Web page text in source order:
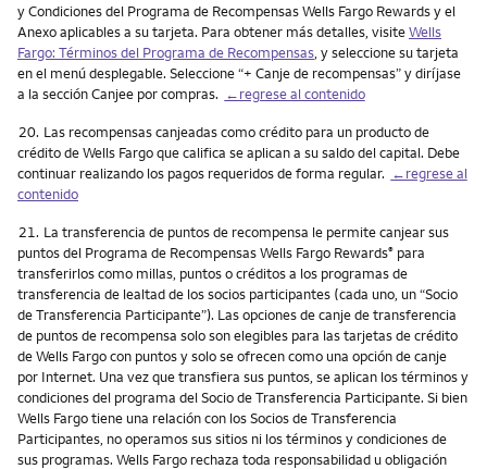
y Condiciones del Programa de Recompensas Wells Fargo Rewards y el
Anexo aplicables a su tarjeta. Para obtener más detalles, visiteWells
Fargo: Términos del Programa de Recompensas , y seleccione su tarjeta
en el menú desplegable. Seleccione “+ Canje de recompensas” y diríjase
a la sección Canjee por compras. ←regrese al contenido
Nota
20. Las recompensas canjeadas como crédito para un producto de
crédito de Wells Fargo que califica se aplican a su saldo del capital. Debe
continuar realizando los pagos requeridos de forma regular. ←regrese al
contenido
Nota
21. La transferencia de puntos de recompensa le permite canjear sus
puntos del Programa de Recompensas Wells Fargo Rewards® para
transferirlos como millas, puntos o créditos a los programas de
transferencia de lealtad de los socios participantes (cada uno, un “Socio
de Transferencia Participante”). Las opciones de canje de transferencia
de puntos de recompensa solo son elegibles para las tarjetas de crédito
de Wells Fargo con puntos y solo se ofrecen como una opción de canje
por Internet. Una vez que transfiera sus puntos, se aplican los términos y
condiciones del programa del Socio de Transferencia Participante. Si bien
Wells Fargo tiene una relación con los Socios de Transferencia
Participantes, no operamos sus sitios ni los términos y condiciones de
sus programas. Wells Fargo rechaza toda responsabilidad u obligación